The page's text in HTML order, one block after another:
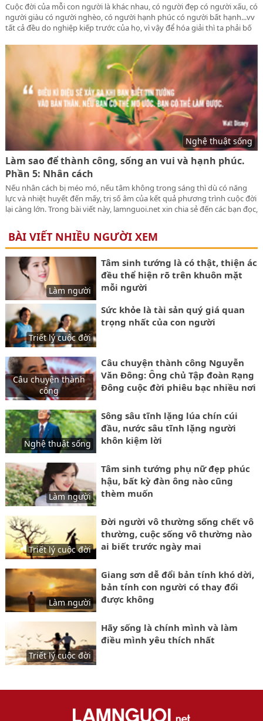
Cuộc đời của mỗi con người là khác nhau, có người đẹp có người xấu, có
người giàu có người nghèo, có người hạnh phúc có người bất hạnh...vv
tất cả đều do nghiệp kiếp trước của họ, vì vậy để hóa giải thì ta phải bố
nào, ta hãy tìm hiểu tiếp.
Nghệ thuật sống
Làm sao để thành công, sống an vui và hạnh phúc.
Phần 5: Nhân cách
Nếu nhân cách bị méo mó, nếu tâm không trong sáng thì dù có năng
lực và nhiệt huyết đến mấy, trị số âm của kết quả phương trình cuộc đời
lại càng lớn. Trong bài viết này, lamnguoi.net xin chia sẻ đến các bạn đọc,
sống đích thực.
BÀI VIẾT NHIỀU NGƯỜI XEM
Làm người
Tâm sinh tướng là có thật, thiện ác
đều thể hiện rõ trên khuôn mặt
mỗi người
Triết lý cuộc đời
Sức khỏe là tài sản quý giá quan
trọng nhất của con người
Câu chuyện thành
công
Câu chuyện thành công Nguyễn
Văn Đông: Ông chủ Tập đoàn Rạng
Đông cuộc đời phiêu bạc nhiều nơi
Nghệ thuật sống
Sông sâu tĩnh lặng lúa chín cúi
đầu, nước sâu tĩnh lặng người
khôn kiệm lời
Làm người
Tâm sinh tướng phụ nữ đẹp phúc
hậu, bất kỳ đàn ông nào cũng
thèm muốn
Triết lý cuộc đời
Đời người vô thường sống chết vô
thường, cuộc sống vô thường nào
ai biết trước ngày mai
Làm người
Giang sơn dễ đổi bản tính khó dời,
bản tính con người có thay đổi
được không
Triết lý cuộc đời
Hãy sống là chính mình và làm
điều mình yêu thích nhất